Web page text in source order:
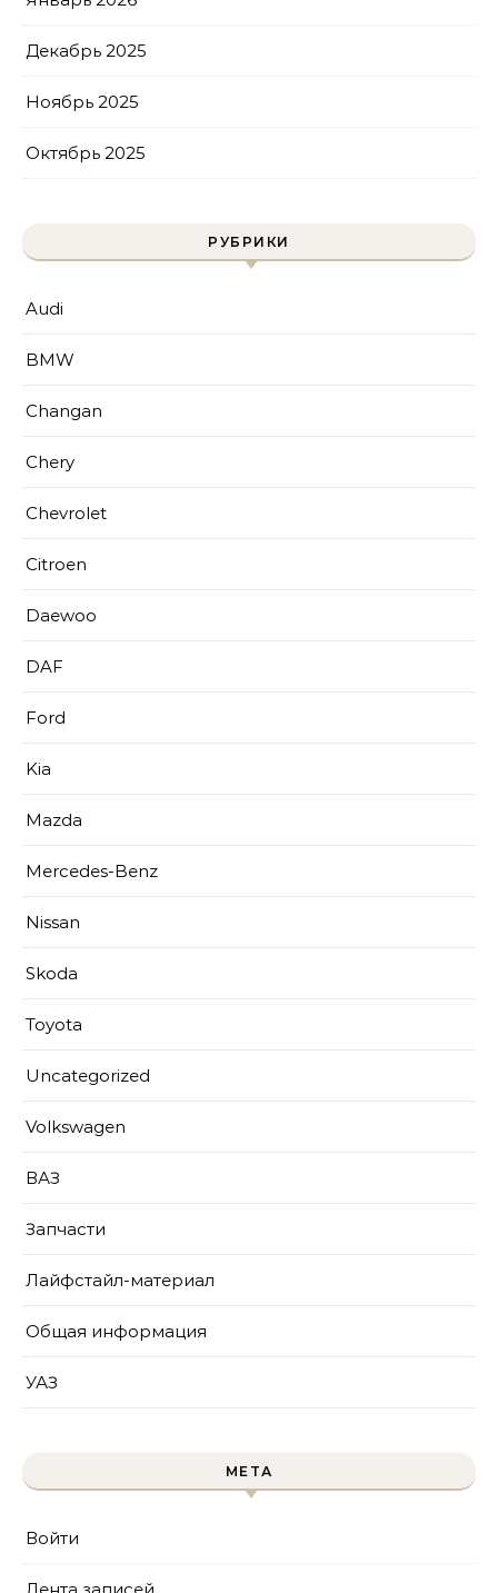
Декабрь 2025
Ноябрь 2025
Октябрь 2025
РУБРИКИ
Audi
BMW
Changan
Chery
Chevrolet
Citroen
Daewoo
DAF
Ford
Kia
Mazda
Mercedes-Benz
Nissan
Skoda
Toyota
Uncategorized
Volkswagen
ВАЗ
Запчасти
Лайфстайл-материал
Общая информация
УАЗ
МЕТА
Войти